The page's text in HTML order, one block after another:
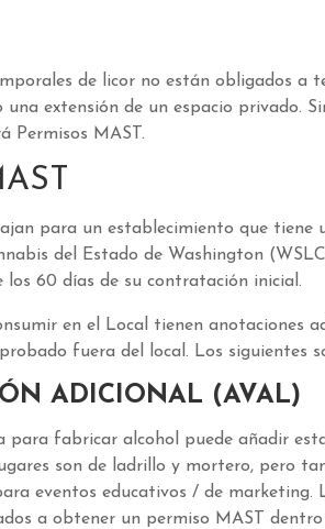
de licor no están obligados a
extensión de un espacio privado.
Permisos MAST.
para un establecimiento que tiene
del Estado de Washington
60 días de su contratación inicial.
en el Local tienen anotaciones
fuera del local. Los siguientes
ADICIONAL (AVAL)
para fabricar alcohol puede añadir
son de ladrillo y mortero, pero
eventos educativos / de marketing.
a obtener un permiso MAST dentro